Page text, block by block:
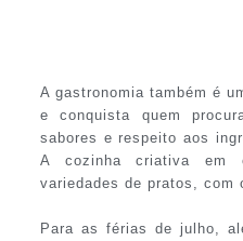
A gastronomia também é
e conquista quem
sabores e respeito aos
A cozinha criativa em
variedades de pratos, com
Para as férias de julho,